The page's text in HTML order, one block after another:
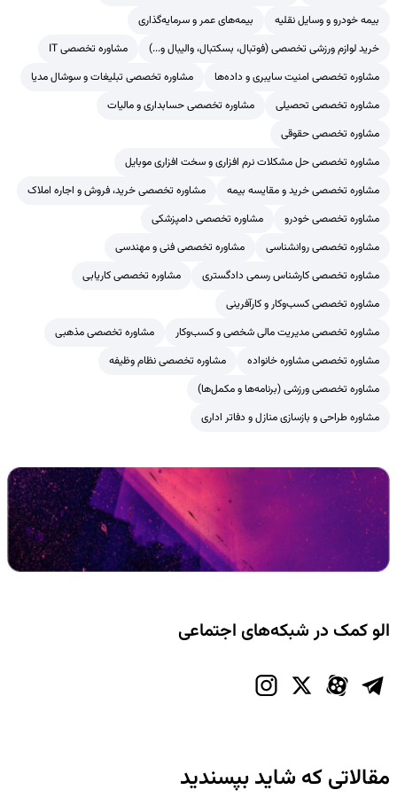
بیمه خودرو و وسایل نقلیه
بیمه‌های عمر و سرمایه‌گذاری
خرید لوازم ورزشی تخصصی (فوتبال، بسکتبال، والیبال و...)
مشاوره تخصصی IT
مشاوره تخصصی امنیت سایبری و داده‌ها
مشاوره تخصصی تبلیغات و سوشال مدیا
مشاوره تخصصی تحصیلی
مشاوره تخصصی حسابداری و مالیات
مشاوره تخصصی حقوقی
مشاوره تخصصی حل مشکلات نرم افزاری و سخت افزاری موبایل
مشاوره تخصصی خرید و مقایسه بیمه
مشاوره تخصصی خرید، فروش و اجاره املاک
مشاوره تخصصی خودرو
مشاوره تخصصی دامپزشکی
مشاوره تخصصی روانشناسی
مشاوره تخصصی فنی و مهندسی
مشاوره تخصصی کارشناس رسمی دادگستری
مشاوره تخصصی کاریابی
مشاوره تخصصی کسب‌وکار و کارآفرینی
مشاوره تخصصی مدیریت مالی شخصی و کسب‌وکار
مشاوره تخصصی مذهبی
مشاوره تخصصی مشاوره خانواده
مشاوره تخصصی نظام وظیفه
مشاوره تخصصی ورزشی (برنامه‌ها و مکمل‌ها)
مشاوره طراحی و بازسازی منازل و دفاتر اداری
الو کمک در شبکه‌های اجتماعی
مقالاتی که شاید بپسندید